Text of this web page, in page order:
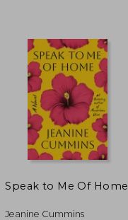
$ 95.801
$ 47.900
50%
dcto.
Speak to Me Of Home
Jeanine Cummins